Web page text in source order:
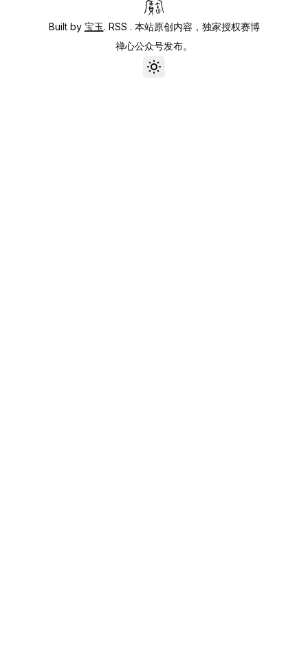
Built by 宝玉. RSS . 本站原创内容，独家授权赛博
禅心公众号发布。
Toggle theme